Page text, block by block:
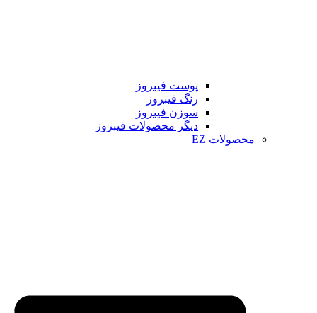
پوست فیبروز
رنگ فیبروز
سوزن فیبروز
دیگر محصولات فیبروز
محصولات EZ